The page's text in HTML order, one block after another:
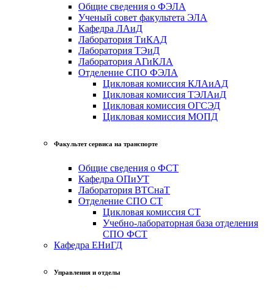
Общие сведения о ФЭЛА
Ученый совет факультета ЭЛА
Кафедра ЛАиД
Лаборатория ТиКАД
Лаборатория ТЭиД
Лаборатория АГиКЛА
Отделение СПО ФЭЛА
Цикловая комиссия КЛАиАД
Цикловая комиссия ТЭЛАиД
Цикловая комиссия ОГСЭД
Цикловая комиссия МОПД
Факультет сервиса на транспорте
Общие сведения о ФСТ
Кафедра ОПиУТ
Лаборатория ВТСнаТ
Отделение СПО СТ
Цикловая комиссия СТ
Учебно-лабораторная база отделения
СПО ФСТ
Кафедра ЕНиГД
Управления и отделы